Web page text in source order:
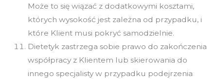
Może to się wiązać z dodatkowymi kosztami,
których wysokość jest zależna od przypadku, i
które Klient musi pokryć samodzielnie.
Dietetyk zastrzega sobie prawo do zakończenia
współpracy z Klientem lub skierowania do
innego specjalisty w przypadku podejrzenia